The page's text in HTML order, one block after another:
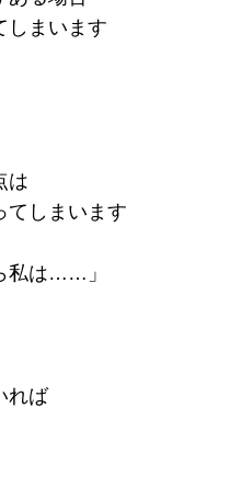
しまいます
は
てしまいます
私は……」
れば